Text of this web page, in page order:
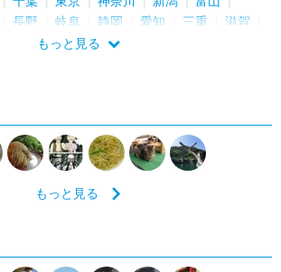
長野 岐阜 静岡 愛知 三重
滋賀
和歌山 鳥取
もっと見る
もっと見る